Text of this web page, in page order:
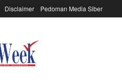
Disclaimer Pedoman Media Siber